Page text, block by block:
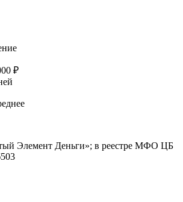
₽
Элемент Деньги»; в реестре МФО ЦБ